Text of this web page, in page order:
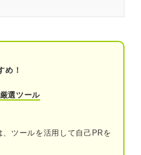
経験
のように活かすか
察力の自己PR例文
め！
選ツール
ツールを活用して自己PRを